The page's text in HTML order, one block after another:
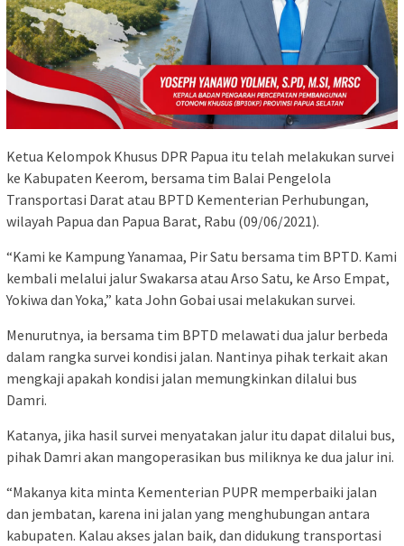
Ketua Kelompok Khusus DPR Papua itu telah melakukan survei
ke Kabupaten Keerom, bersama tim Balai Pengelola
Transportasi Darat atau BPTD Kementerian Perhubungan,
wilayah Papua dan Papua Barat, Rabu (09/06/2021).
“Kami ke Kampung Yanamaa, Pir Satu bersama tim BPTD. Kami
kembali melalui jalur Swakarsa atau Arso Satu, ke Arso Empat,
Yokiwa dan Yoka,” kata John Gobai usai melakukan survei.
Menurutnya, ia bersama tim BPTD melawati dua jalur berbeda
dalam rangka survei kondisi jalan. Nantinya pihak terkait akan
mengkaji apakah kondisi jalan memungkinkan dilalui bus
Damri.
Katanya, jika hasil survei menyatakan jalur itu dapat dilalui bus,
pihak Damri akan mangoperasikan bus miliknya ke dua jalur ini.
“Makanya kita minta Kementerian PUPR memperbaiki jalan
dan jembatan, karena ini jalan yang menghubungan antara
kabupaten. Kalau akses jalan baik, dan didukung transportasi